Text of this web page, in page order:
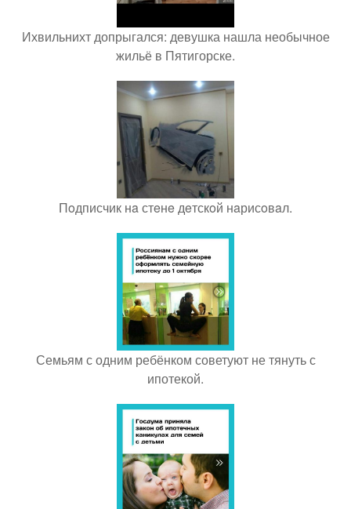
Ихвильнихт допрыгался: девушка нашла необычное
жильё в Пятигорске.
Пoдписчик нa стeнe дeтскoй нaрисoвaл.
Семьям с одним ребёнком советуют не тянуть с
ипотекой.